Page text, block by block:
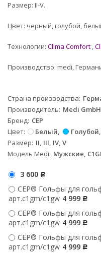
Размер: II-V.
Цвет: черный, голубой,
Технологии: Clima Comfort ,
Производство: medi,
Страна производства
Производитель Medi
Бренд CEP
Цвет
Белый Голубой
Размер II, III, IV, V
Модель Medi Мужские,
3 600 Р
CEP® Гольфы для
арт.c1gm/c1gw 4 999 Р
CEP® Гольфы для
арт.c1gm/c1gw 4 999 Р
CEP® Гольфы для
арт.c1gm/c1gw 4 999 Р